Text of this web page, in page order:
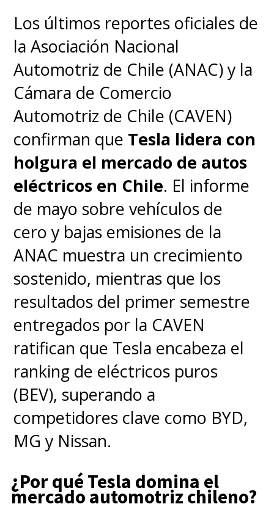
kilómetros en solo 15 minutos
de carga.
El vehículo integra un sistema
de conducción asistida
impulsado por un chip
Snapdragon y un computador
dedicado, con25 funciones de
seguridad , nueve airbags y un
chasis reforzado. A eso se
suman detalles pensados para la
experiencia diaria: unmini
refrigerador de 4,4 litros, un
sistema de sonido conhasta 25
parlantes y Dolby Atmos
conectividad 5G + Wi-Fi 7.
Pero ojo que el no será el único
movimiento de Xiaomi en el
segmento puesto que la
compañía ya prepara elYU7 GT
un SUV de alto rendimiento con
Los últimos reportes oficiales de
la Asociación Nacional
Automotriz de Chile (ANAC) y la
Cámara de Comercio
Automotriz de Chile (CAVEN)
confirman que Tesla lidera con
holgura el mercado de autos
eléctricos en Chile. El informe
de mayo sobre vehículos de
cero y bajas emisiones de la
ANAC muestra un crecimiento
sostenido, mientras que los
resultados del primer semestre
entregados por la CAVEN
ratifican que Tesla encabeza el
ranking de eléctricos puros
(BEV), superando a
competidores clave como BYD,
MG y Nissan.
¿Por qué Tesla domina el
mercado automotriz chileno?